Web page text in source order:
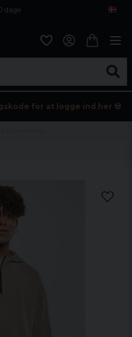
dage
for at logge ind her 💀